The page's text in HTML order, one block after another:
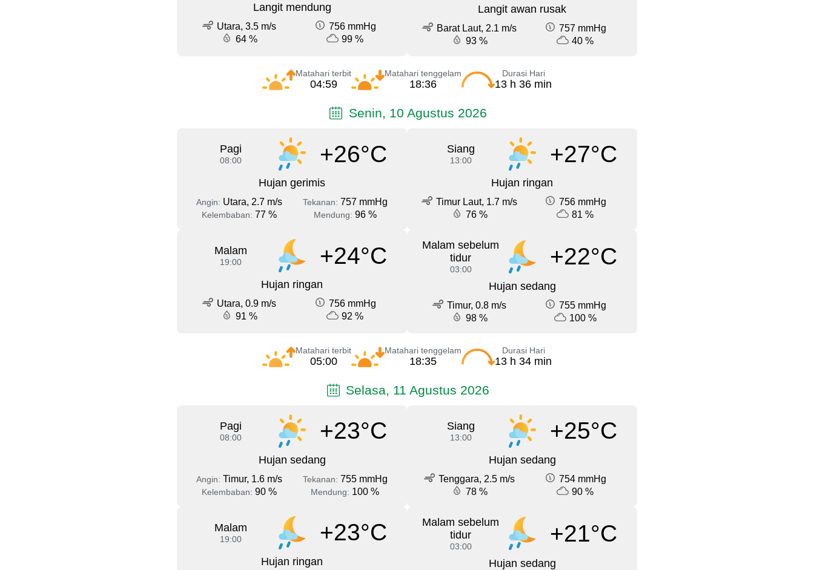
Langit mendung
Utara, 3.5 m/s
756 mmHg
64 %
99 %
Langit awan rusak
Barat Laut, 2.1 m/s
757 mmHg
93 %
40 %
Matahari terbit
04:59
Matahari tenggelam
18:36
Durasi Hari
13 h 36 min
Senin, 10 Agustus 2026
Pagi
08:00 +26°C
Hujan gerimis
Angin: Utara, 2.7 m/s Tekanan: 757 mmHg
Kelembaban: 77 % Mendung: 96 %
Siang
13:00 +27°C
Hujan ringan
Timur Laut, 1.7 m/s
756 mmHg
76 %
81 %
Malam
19:00 +24°C
Hujan ringan
Utara, 0.9 m/s
756 mmHg
91 %
92 %
Malam sebelum
tidur
03:00 +22°C
Hujan sedang
Timur, 0.8 m/s
755 mmHg
98 %
100 %
Matahari terbit
05:00
Matahari tenggelam
18:35
Durasi Hari
13 h 34 min
Selasa, 11 Agustus 2026
Pagi
08:00 +23°C
Hujan sedang
Angin: Timur, 1.6 m/s Tekanan: 755 mmHg
Kelembaban: 90 % Mendung: 100 %
Siang
13:00 +25°C
Hujan sedang
Tenggara, 2.5 m/s
754 mmHg
78 %
90 %
Malam
19:00 +23°C
Hujan ringan
Malam sebelum
tidur
03:00 +21°C
Hujan sedang